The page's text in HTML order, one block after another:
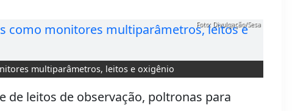
multiparâmetros, leitos e oxigênio
Foto: Divulgação/Sesa
de leitos de observação, poltronas para